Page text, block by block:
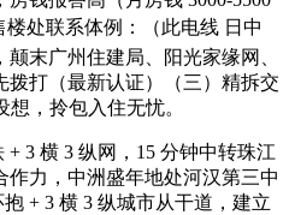
处联系体例：（此电线 日中
末广州住建局、阳光家缘网、
拨打（最新认证）（三）精拆交
，拎包入住无忧。
横 3 纵网，15 分钟中转珠江
力，中洲盛年地处河汉第三中
+ 3 横 3 纵城市从干道，建立